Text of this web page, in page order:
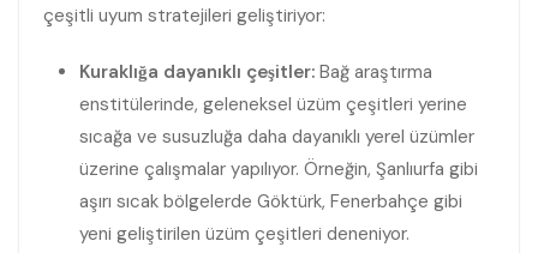
çeşitli uyum stratejileri geliştiriyor:
Kuraklığa dayanıklı çeşitler: Bağ araştırma
enstitülerinde, geleneksel üzüm çeşitleri yerine
sıcağa ve susuzluğa daha dayanıklı yerel üzümler
üzerine çalışmalar yapılıyor. Örneğin, Şanlıurfa gibi
aşırı sıcak bölgelerde Göktürk, Fenerbahçe gibi
yeni geliştirilen üzüm çeşitleri deneniyor.